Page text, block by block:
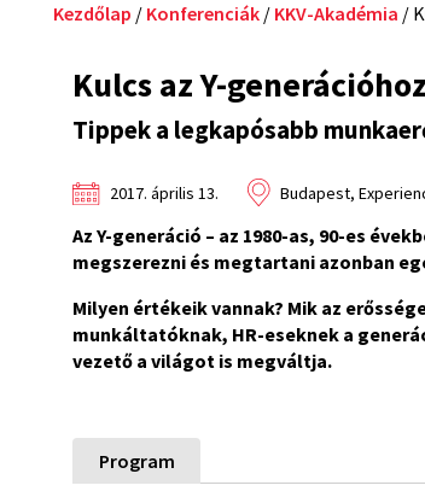
Kezdőlap / Konferenciák / KKV-Akadémia /
Kulcs az Y-generációhoz
Tippek a legkapósabb
2017. április 13. Budapest,
Az Y-generáció – az 1980-as, 90-es
megszerezni és megtartani azonban
Milyen értékeik vannak? Mik az
munkáltatóknak, HR-eseknek a
vezető a világot is megváltja.
Program